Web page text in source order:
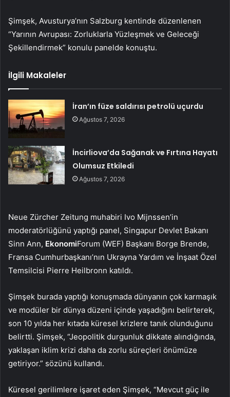
Şimşek, Avusturya’nın Salzburg kentinde düzenlenen
“Yarının Avrupası: Zorluklarla Yüzleşmek ve Geleceği
Şekillendirmek” konulu panelde konuştu.
İlgili Makaleler
İran’ın füze saldırısı petrolü uçurdu
Ağustos 7, 2026
İncirliova’da Sağanak ve Fırtına Hayatı
Olumsuz Etkiledi
Ağustos 7, 2026
Neue Zürcher Zeitung muhabiri Ivo Mijnssen’in
moderatörlüğünü yaptığı panel, Singapur Devlet Bakanı
Sinn Ann, EkonomiForum (WEF) Başkanı Borge Brende,
Fransa Cumhurbaşkanı’nın Ukrayna Yardım ve İnşaat Özel
Temsilcisi Pierre Heilbronn katıldı.
Şimşek burada yaptığı konuşmada dünyanın çok karmaşık
ve modüler bir dünya düzeni içinde yaşadığını belirterek,
son 10 yılda her kıtada küresel krizlere tanık olunduğunu
belirtti. Şimşek, “Jeopolitik durgunluk dikkate alındığında,
yaklaşan iklim krizi daha da zorlu süreçleri önümüze
getiriyor.” sözünü kullandı.
Küresel gerilimlere işaret eden Şimşek, “Mevcut güç ile